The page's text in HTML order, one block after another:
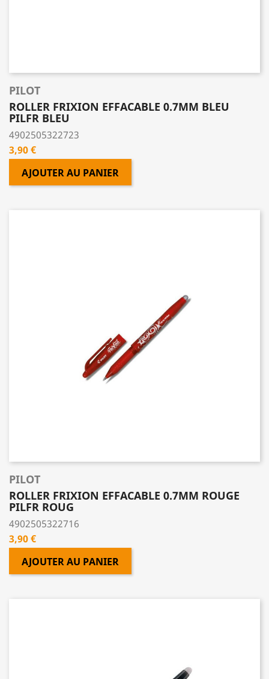
PILOT
ROLLER FRIXION EFFACABLE 0.7MM BLEU
PILFR BLEU
4902505322723
Prix
3,90 €
AJOUTER AU PANIER
PILOT
ROLLER FRIXION EFFACABLE 0.7MM ROUGE
PILFR ROUG
4902505322716
Prix
3,90 €
AJOUTER AU PANIER